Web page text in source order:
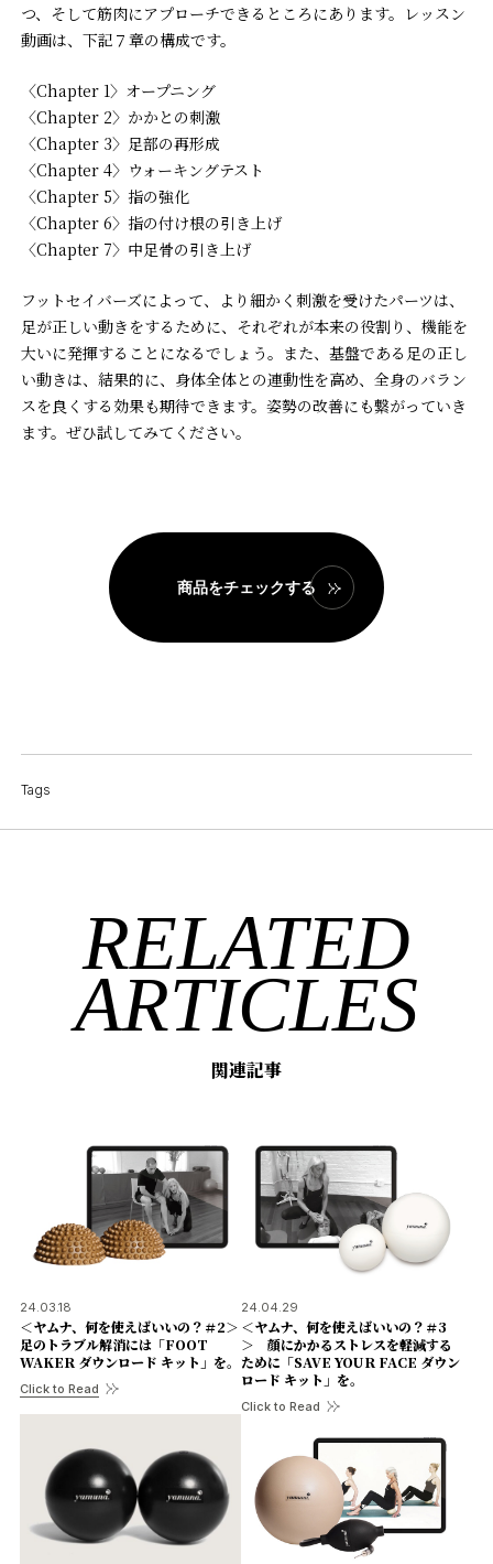
つ、そして筋肉にアプローチできるところにあります。レッスン
動画は、下記７章の構成です。
〈Chapter 1〉オープニング
〈Chapter 2〉かかとの刺激
〈Chapter 3〉足部の再形成
〈Chapter 4〉ウォーキングテスト
〈Chapter 5〉指の強化
〈Chapter 6〉指の付け根の引き上げ
〈Chapter 7〉中足骨の引き上げ
フットセイバーズによって、より細かく刺激を受けたパーツは、
足が正しい動きをするために、それぞれが本来の役割り、機能を
大いに発揮することになるでしょう。また、基盤である足の正し
い動きは、結果的に、身体全体との連動性を高め、全身のバラン
スを良くする効果も期待できます。姿勢の改善にも繋がっていき
ます。ぜひ試してみてください。
商品をチェックする
Tags
RELATED
ARTICLES
関連記事
24.03.18
＜ヤムナ、何を使えばいいの？＃2＞
足のトラブル解消には「FOOT
WAKER ダウンロード キット」を。
Click to Read
24.04.29
＜ヤムナ、何を使えばいいの？＃3
＞ 顔にかかるストレスを軽減する
ために「SAVE YOUR FACE ダウン
ロード キット」を。
Click to Read